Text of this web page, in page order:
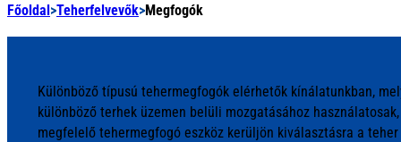
Főoldal>Teherfelvevők>Megfogók
Különböző típusú tehermegfogók elérhetők kínálatunkban,
különböző terhek üzemen belüli mozgatásához
megfelelő tehermegfogó eszköz kerüljön kiválasztásra a